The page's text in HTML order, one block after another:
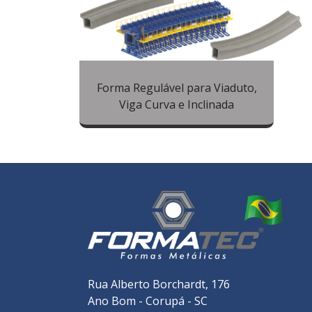
Forma Regulável para Viaduto,
Viga Curva e Inclinada
Rua Alberto Borchardt, 176
Ano Bom - Corupá - SC